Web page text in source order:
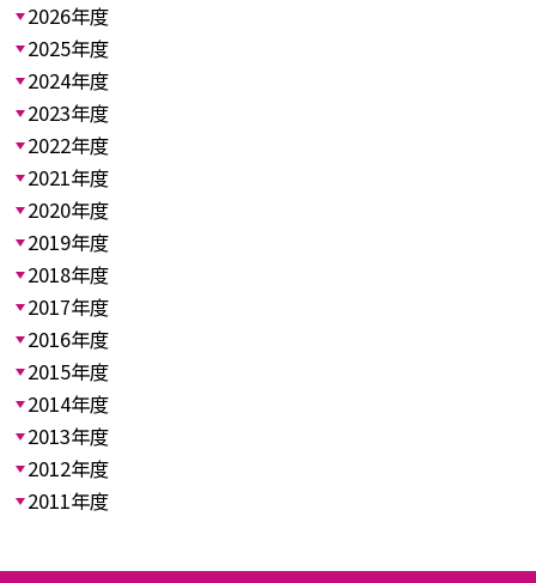
2026年度
2025年度
2024年度
2023年度
2022年度
2021年度
2020年度
2019年度
2018年度
2017年度
2016年度
2015年度
2014年度
2013年度
2012年度
2011年度